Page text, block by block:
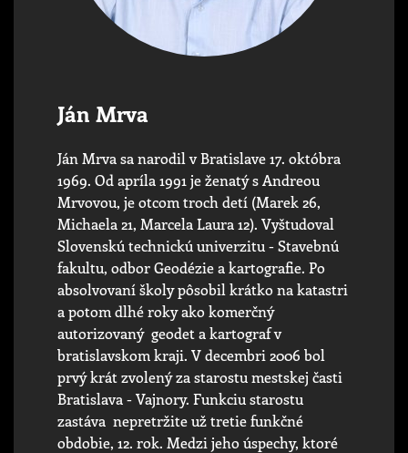
Ján Mrva
Ján Mrva sa narodil v Bratislave 17. októbra
1969. Od apríla 1991 je ženatý s Andreou
Mrvovou, je otcom troch detí (Marek 26,
Michaela 21, Marcela Laura 12). Vyštudoval
Slovenskú technickú univerzitu - Stavebnú
fakultu, odbor Geodézie a kartografie. Po
absolvovaní školy pôsobil krátko na katastri
a potom dlhé roky ako komerčný
autorizovaný geodet a kartograf v
bratislavskom kraji. V decembri 2006 bol
prvý krát zvolený za starostu mestskej časti
Bratislava - Vajnory. Funkciu starostu
zastáva nepretržite už tretie funkčné
obdobie, 12. rok. Medzi jeho úspechy, ktoré